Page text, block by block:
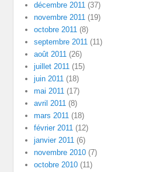
décembre 2011 (37)
novembre 2011 (19)
octobre 2011 (8)
septembre 2011 (11)
août 2011 (26)
juillet 2011 (15)
juin 2011 (18)
mai 2011 (17)
avril 2011 (8)
mars 2011 (18)
février 2011 (12)
janvier 2011 (6)
novembre 2010 (7)
octobre 2010 (11)